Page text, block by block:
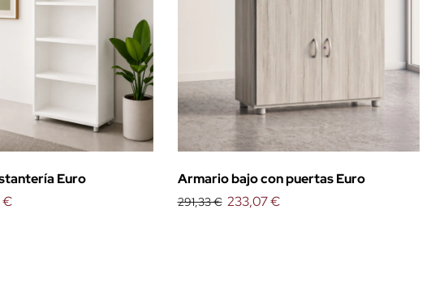
Euro
€
Armario bajo con puertas Euro
291,33 € 233,07 €